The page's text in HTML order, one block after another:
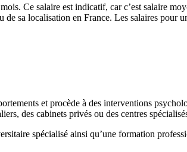
Ce salaire est indicatif, car c’est salaire
sa localisation en France. Les salaires
et procède à des interventions
des cabinets privés ou des centres
spécialisé ainsi qu’une formation